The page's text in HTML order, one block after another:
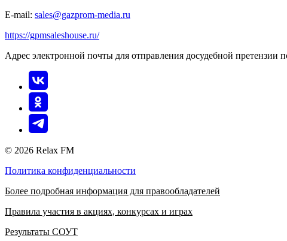
E-mail: sales@gazprom-media.ru
https://gpmsaleshouse.ru/
Адрес электронной почты для отправления досудебной
© 2026 Relax FM
Политика конфиденциальности
Более подробная информация для правообладателей
Правила участия в акциях, конкурсах и играх
Результаты СОУТ